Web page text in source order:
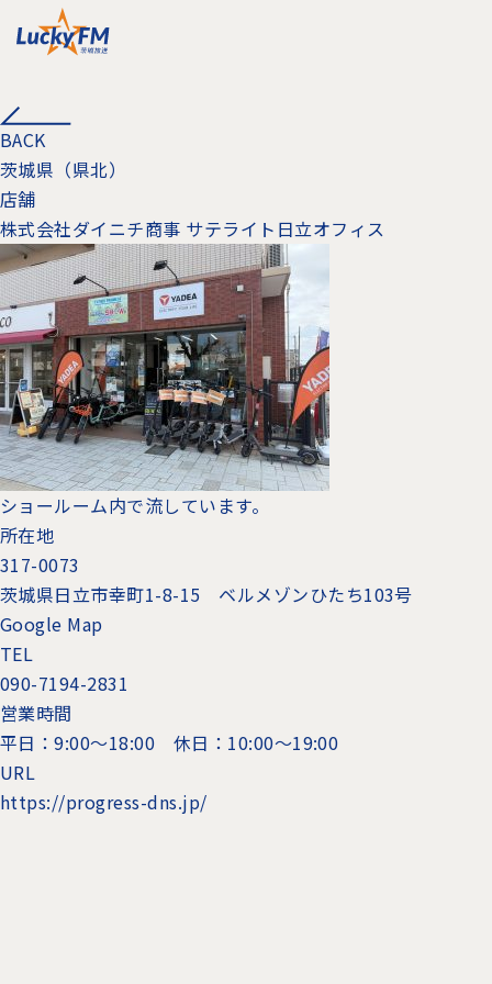
BACK
茨城県（県北）
店舗
株式会社ダイニチ商事 サテライト日立オフィス
ショールーム内で流しています。
所在地
317-0073
茨城県日立市幸町1-8-15 ベルメゾンひたち103号
Google Map
TEL
090-7194-2831
営業時間
平日：9:00～18:00 休日：10:00～19:00
URL
https://progress-dns.jp/